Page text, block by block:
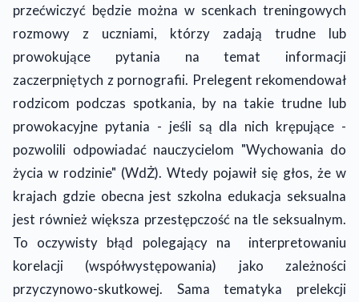
przećwiczyć będzie można w scenkach treningowych
rozmowy z uczniami, którzy zadają trudne lub
prowokujące pytania na temat informacji
zaczerpniętych z pornografii. Prelegent rekomendował
rodzicom podczas spotkania, by na takie trudne lub
prowokacyjne pytania - jeśli są dla nich krępujące -
pozwolili odpowiadać nauczycielom "Wychowania do
życia w rodzinie" (WdŻ). Wtedy pojawił się głos, że w
krajach gdzie obecna jest szkolna edukacja seksualna
jest również większa przestępczość na tle seksualnym.
To oczywisty błąd polegający na interpretowaniu
korelacji (współwystępowania) jako zależności
przyczynowo-skutkowej. Sama tematyka prelekcji